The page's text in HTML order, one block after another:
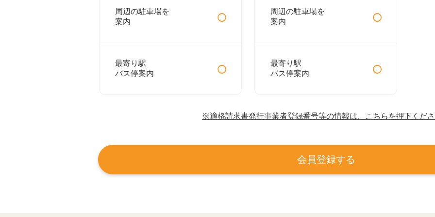
周辺の駐車場を
案内
○
最寄り駅
バス停案内
○
周辺の駐車場を
案内
○
最寄り駅
バス停案内
○
※適格請求書発行事業者登録番号等の情報は、こちらを押下くだ
会員登録する